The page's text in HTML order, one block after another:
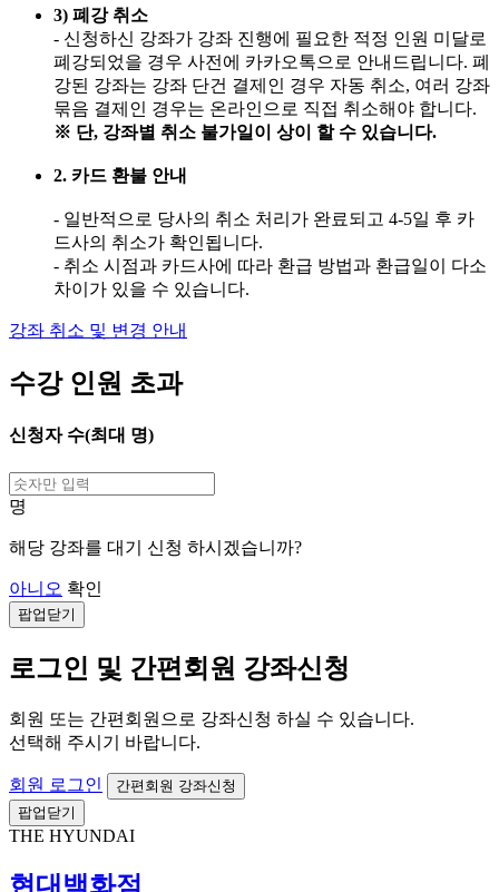
3) 폐강 취소
- 신청하신 강좌가 강좌 진행에 필요한 적정 인원 미달로
폐강되었을 경우 사전에 카카오톡으로 안내드립니다. 폐
강된 강좌는 강좌 단건 결제인 경우 자동 취소, 여러 강좌
묶음 결제인 경우는 온라인으로 직접 취소해야 합니다.
※ 단, 강좌별 취소 불가일이 상이 할 수 있습니다.
2. 카드 환불 안내
- 일반적으로 당사의 취소 처리가 완료되고 4-5일 후 카
드사의 취소가 확인됩니다.
- 취소 시점과 카드사에 따라 환급 방법과 환급일이 다소
차이가 있을 수 있습니다.
강좌 취소 및 변경 안내
수강 인원 초과
신청자 수(최대 명)
명
해당 강좌를 대기 신청 하시겠습니까?
아니오 확인
팝업닫기
로그인 및 간편회원 강좌신청
회원 또는 간편회원으로 강좌신청 하실 수 있습니다.
선택해 주시기 바랍니다.
회원 로그인
간편회원 강좌신청
팝업닫기
THE HYUNDAI
현대백화점